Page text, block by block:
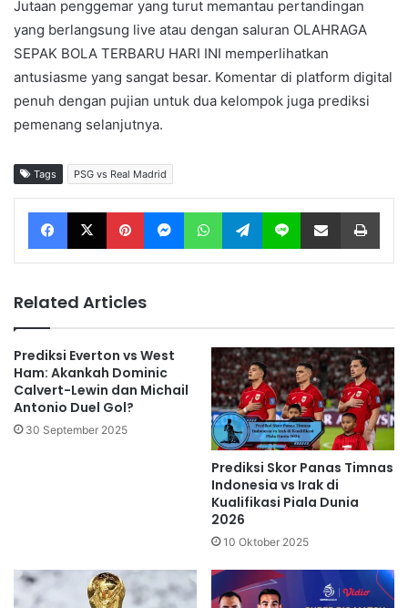
Jutaan penggemar yang turut memantau pertandingan
yang berlangsung live atau dengan saluran OLAHRAGA
SEPAK BOLA TERBARU HARI INI memperlihatkan
antusiasme yang sangat besar. Komentar di platform digital
penuh dengan pujian untuk dua kelompok juga prediksi
pemenang selanjutnya.
Tags PSG vs Real Madrid
Facebook X Pinterest Messenger WhatsApp Telegram Line Share via Email
Related Articles
Prediksi Everton vs West
Ham: Akankah Dominic
Calvert-Lewin dan Michail
Antonio Duel Gol?
30 September 2025
Prediksi Skor Panas Timnas
Indonesia vs Irak di
Kualifikasi Piala Dunia
2026
10 Oktober 2025